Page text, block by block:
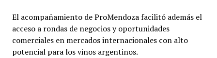
El acompañamiento de ProMendoza facilitó además el
acceso a rondas de negocios y oportunidades
comerciales en mercados internacionales con alto
potencial para los vinos argentinos.